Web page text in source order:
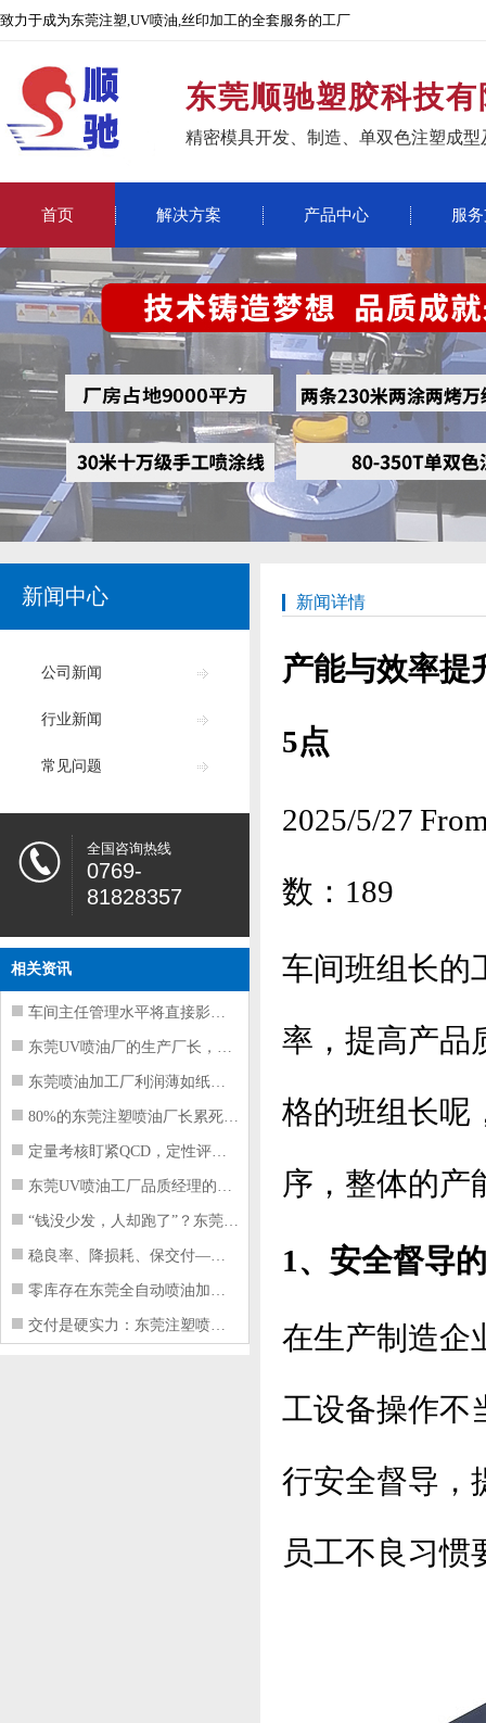
致力于成为东莞注塑,UV喷油,丝印加工的全套服务的工厂
东莞顺驰塑胶科技
精密模具开发、制造、单双色注塑成
首页 解决方案 产品中心 服
新闻中心
公司新闻
行业新闻
常见问题
全国咨询热线
0769-
81828357
相关资讯
车间主任管理水平将直接影响东莞注塑件
东莞UV喷油厂的生产厂长，到底在给工
东莞喷油加工厂利润薄如纸？这四项基本
80%的东莞注塑喷油厂长累死累活，利
定量考核盯紧QCD，定性评价看好配合
东莞UV喷油工厂品质经理的四项核心管
“钱没少发，人却跑了”？东莞注塑喷油
稳良率、降损耗、保交付——东莞这家U
零库存在东莞全自动喷油加工厂不可行的
交付是硬实力：东莞注塑喷油厂如何用齐
新闻详情
产能与效率提
5点
2025/5/27
数： 189
车间班组长的
率，提高产品
格的班组长呢
序，整体的产
1、安全督导
在生产制造企
工设备操作不
行安全督导，
员工不良习惯